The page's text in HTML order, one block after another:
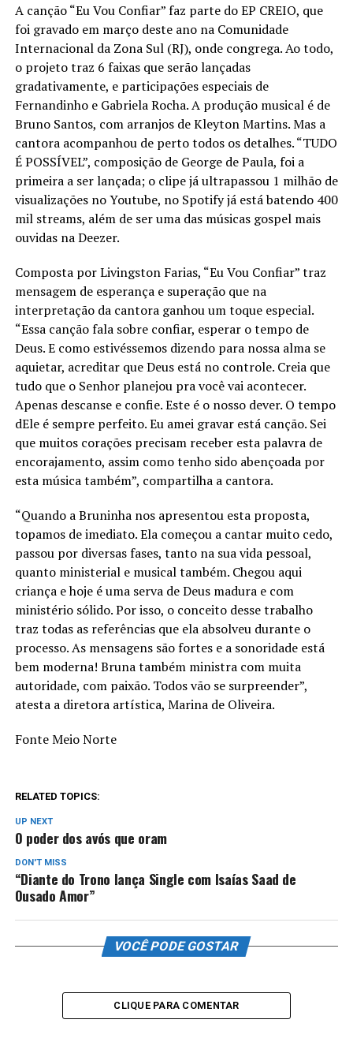
A canção “Eu Vou Confiar” faz parte do EP CREIO, que
foi gravado em março deste ano na Comunidade
Internacional da Zona Sul (RJ), onde congrega. Ao todo,
o projeto traz 6 faixas que serão lançadas
gradativamente, e participações especiais de
Fernandinho e Gabriela Rocha. A produção musical é de
Bruno Santos, com arranjos de Kleyton Martins. Mas a
cantora acompanhou de perto todos os detalhes. “TUDO
É POSSÍVEL”, composição de George de Paula, foi a
primeira a ser lançada; o clipe já ultrapassou 1 milhão de
visualizações no Youtube, no Spotify já está batendo 400
mil streams, além de ser uma das músicas gospel mais
ouvidas na Deezer.
Composta por Livingston Farias, “Eu Vou Confiar” traz
mensagem de esperança e superação que na
interpretação da cantora ganhou um toque especial.
“Essa canção fala sobre confiar, esperar o tempo de
Deus. E como estivéssemos dizendo para nossa alma se
aquietar, acreditar que Deus está no controle. Creia que
tudo que o Senhor planejou pra você vai acontecer.
Apenas descanse e confie. Este é o nosso dever. O tempo
dEle é sempre perfeito. Eu amei gravar está canção. Sei
que muitos corações precisam receber esta palavra de
encorajamento, assim como tenho sido abençoada por
esta música também”, compartilha a cantora.
“Quando a Bruninha nos apresentou esta proposta,
topamos de imediato. Ela começou a cantar muito cedo,
passou por diversas fases, tanto na sua vida pessoal,
quanto ministerial e musical também. Chegou aqui
criança e hoje é uma serva de Deus madura e com
ministério sólido. Por isso, o conceito desse trabalho
traz todas as referências que ela absolveu durante o
processo. As mensagens são fortes e a sonoridade está
bem moderna! Bruna também ministra com muita
autoridade, com paixão. Todos vão se surpreender”,
atesta a diretora artística, Marina de Oliveira.
Fonte Meio Norte
RELATED TOPICS:
UP NEXT
O poder dos avós que oram
DON'T MISS
“Diante do Trono lança Single com Isaías Saad de
Ousado Amor”
VOCÊ PODE GOSTAR
CLIQUE PARA COMENTAR